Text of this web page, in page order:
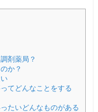
剤薬局？
か？
てどんなことをする
たいどんなものがある